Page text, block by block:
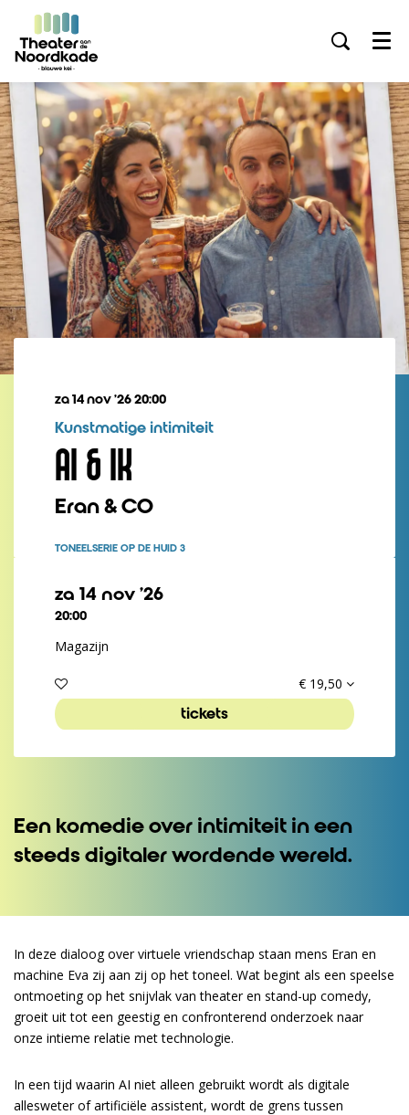
Menu
AI & IK
Eran & CO
Kunstmatige intimiteit
za 14 nov ’2620:00
TONEELSERIE OP DE HUID 3
za 14 nov ’26
20:00
Magazijn
€ 19,50
tickets
Een komedie over intimiteit in een
steeds digitaler wordende wereld.
In deze dialoog over virtuele vriendschap staan mens Eran en
machine Eva zij aan zij op het toneel. Wat begint als een speelse
ontmoeting op het snijvlak van theater en stand-up comedy,
groeit uit tot een geestig en confronterend onderzoek naar
onze intieme relatie met technologie.
In een tijd waarin AI niet alleen gebruikt wordt als digitale
allesweter of artificiële assistent, wordt de grens tussen